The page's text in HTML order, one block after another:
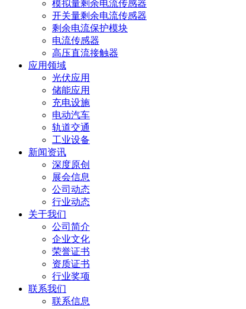
模拟量剩余电流传感器
开关量剩余电流传感器
剩余电流保护模块
电流传感器
高压直流接触器
应用领域
光伏应用
储能应用
充电设施
电动汽车
轨道交通
工业设备
新闻资讯
深度原创
展会信息
公司动态
行业动态
关于我们
公司简介
企业文化
荣誉证书
资质证书
行业奖项
联系我们
联系信息